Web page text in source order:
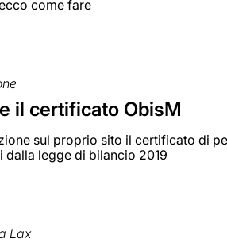
come fare
il certificato ObisM
sul proprio sito il certificato di
legge di bilancio 2019
Lax